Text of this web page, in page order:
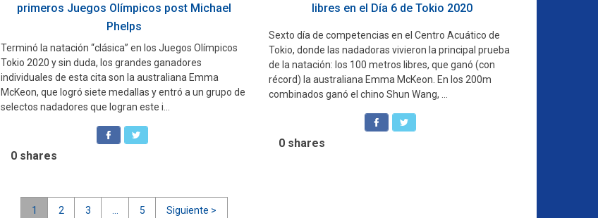
primeros Juegos Olímpicos post Michael
Phelps
Terminó la natación “clásica” en los Juegos Olímpicos
Tokio 2020 y sin duda, los grandes ganadores
individuales de esta cita son la australiana Emma
McKeon, que logró siete medallas y entró a un grupo de
selectos nadadores que logran este i...
0 shares
libres en el Día 6 de Tokio 2020
Sexto día de competencias en el Centro Acuático de
Tokio, donde las nadadoras vivieron la principal prueba
de la natación: los 100 metros libres, que ganó (con
récord) la australiana Emma McKeon. En los 200m
combinados ganó el chino Shun Wang, ...
0 shares
1 2 3 5 Siguiente >